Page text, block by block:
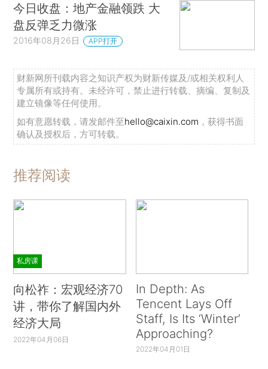
今日收盘：地产金融领跌 大
盘反弹乏力微涨
2016年08月26日 APP打开
财新网所刊载内容之知识产权为财新传媒及/或相关权利人
专属所有或持有。未经许可，禁止进行转载、摘编、复制及
建立镜像等任何使用。
如有意愿转载，请发邮件至hello@caixin.com ，获得书面
确认及授权后，方可转载。
推荐阅读
私房课
向松祚：宏观经济70
讲，带你了解国内外
经济大局
2022年04月06日
In Depth: As
Tencent Lays Off
Staff, Is Its ‘Winter’
Approaching?
2022年04月01日